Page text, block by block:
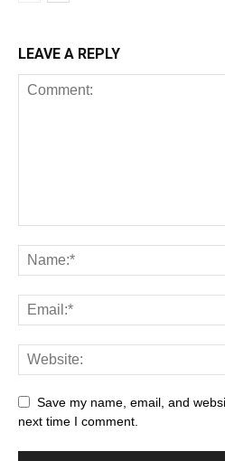
LEAVE A REPLY
Save my name, email, and
next time I comment.